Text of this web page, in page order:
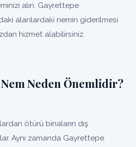
alın. Gayrettepe
alanlardaki nemin giderilmesi
hizmet alabilirsiniz.
Neden Önemlidir?
ötürü binaların dış
Aynı zamanda Gayrettepe